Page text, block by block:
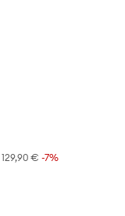
129,90 € -7%